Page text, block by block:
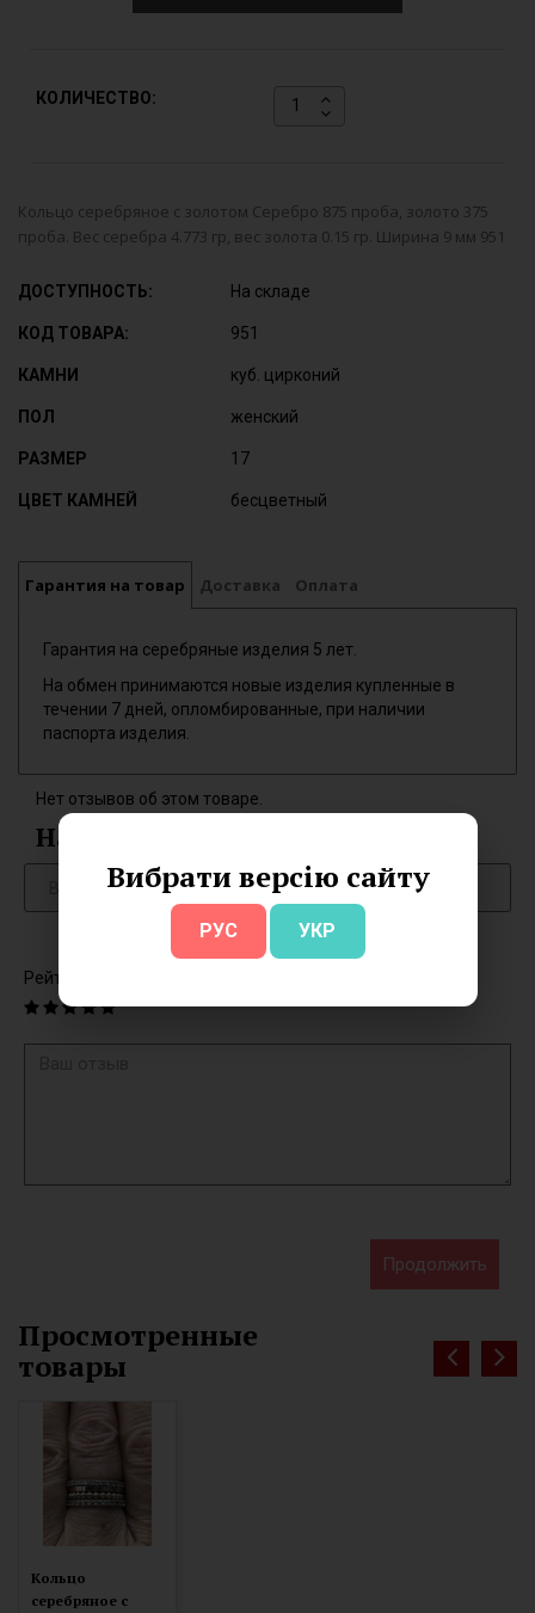
Вибрати версію сайту
РУС УКР
КОЛИЧЕСТВО:
Кольцо серебряное с золотом Серебро 875 проба, золото 375
проба. Вес серебра 4.773 гр, вес золота 0.15 гр. Ширина 9 мм 951
ДОСТУПНОСТЬ: На складе
КОД ТОВАРА: 951
КАМНИ куб. цирконий
ПОЛ женский
РАЗМЕР 17
ЦВЕТ КАМНЕЙ бесцветный
Гарантия на товар Доставка Оплата
Гарантия на серебряные изделия 5 лет.
На обмен принимаются новые изделия купленные в
течении 7 дней, опломбированные, при наличии
паспорта изделия.
Нет отзывов об этом товаре.
Написать отзыв
Рейтинг
Продолжить
Просмотренные
товары
Кольцо
серебряное с